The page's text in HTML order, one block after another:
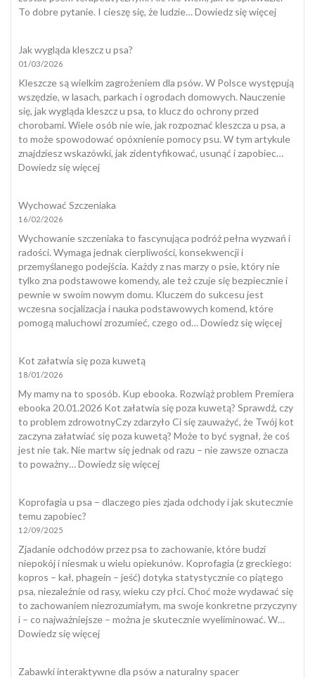
To dobre pytanie. I cieszę się, że ludzie…Dowiedz się więcej:
pies
nadaje
do
Jak wygląda kleszcz u psa?
01/03/2026
Kleszcze są wielkim zagrożeniem dla psów. W Polsce występują
wszędzie, w lasach, parkach i ogrodach domowych. Nauczenie
się, jak wygląda kleszcz u psa, to klucz do ochrony przed
chorobami. Wiele osób nie wie, jak rozpoznać kleszcza u psa, a
to może spowodować opóxnienie pomocy psu. W tym artykule
znajdziesz wskazówki, jak zidentyfikować, usunąć i zapobiec…
Dowiedz się więcej:
kleszcz
psa?
Wychować Szczeniaka
16/02/2026
Wychowanie szczeniaka to fascynująca podróż pełna wyzwań i
radości. Wymaga jednak cierpliwości, konsekwencji i
przemyślanego podejścia. Każdy z nas marzy o psie, który nie
tylko zna podstawowe komendy, ale też czuje się bezpiecznie i
pewnie w swoim nowym domu. Kluczem do sukcesu jest
wczesna socjalizacja i nauka podstawowych komend, które
pomogą maluchowi zrozumieć, czego od…Dowiedz się więcej:
Kot załatwia się poza kuwetą
18/01/2026
My mamy na to sposób. Kup ebooka. Rozwiąż problem Premiera
ebooka 20.01.2026 Kot załatwia się poza kuwetą? Sprawdź, czy
to problem zdrowotnyCzy zdarzyło Ci się zauważyć, że Twój kot
zaczyna załatwiać się poza kuwetą? Może to być sygnał, że coś
jest nie tak. Nie martw się jednak od razu – nie zawsze oznacza
to poważny…Dowiedz się więcej:
się
Koprofagia u psa – dlaczego pies zjada odchody i jak skutecznie
temu zapobiec?
12/09/2025
Zjadanie odchodów przez psa to zachowanie, które budzi
niepokój i niesmak u wielu opiekunów. Koprofagia (z greckiego:
kopros – kał, phagein – jeść) dotyka statystycznie co piątego
psa, niezależnie od rasy, wieku czy płci. Choć może wydawać się
to zachowaniem niezrozumiałym, ma swoje konkretne przyczyny
i – co najważniejsze – można je skutecznie wyeliminować. W…
Dowiedz się więcej:
psa
Zabawki interaktywne dla psów a naturalny spacer